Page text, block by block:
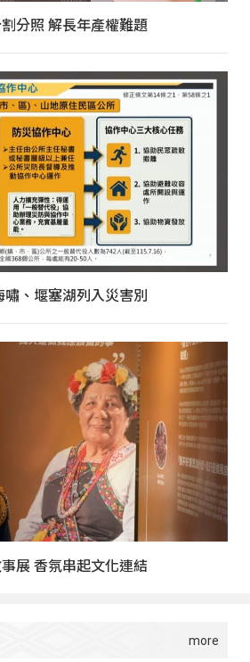
分照 解長年產權難題
、堰塞湖列入災害別
展 香氛串起文化連結